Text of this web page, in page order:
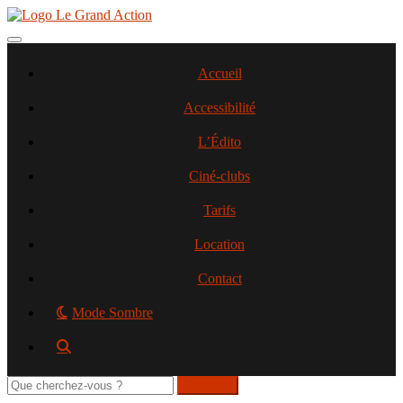
Aller
contenu
Toggle navigation
Accueil
Accessibilité
L’Édito
Ciné-clubs
Tarifs
Location
Contact
Mode Sombre
Rechercher
sur